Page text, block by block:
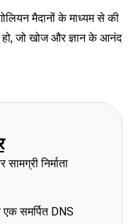
मैदानों के माध्यम से की
हो, जो खोज और ज्ञान के आनंद
निर्माता
समर्पित DNS